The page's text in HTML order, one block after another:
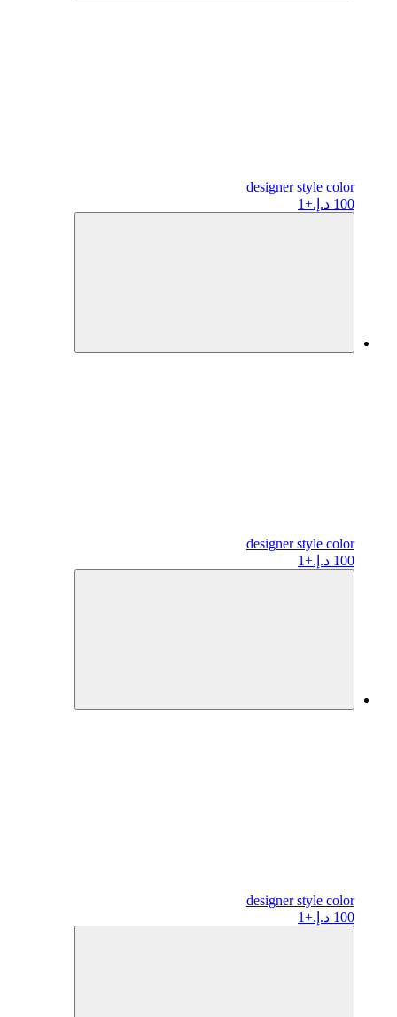
designerstyle color
100 د.إ.
+1
designerstyle color
100 د.إ.
+1
designerstyle color
100 د.إ.
+1